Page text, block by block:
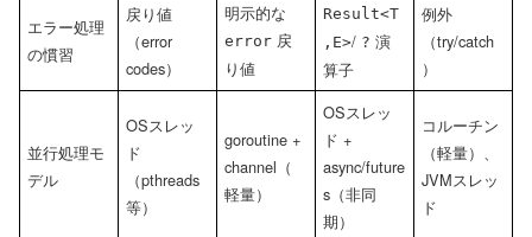
エラー処理
の慣習
戻り値
（error
codes）
明示的な
error 戻
り値
Result<T
,E>/ ? 演
算子
例外
（try/catch
）
並行処理モ
デル
OSスレッ
ド
（pthreads
等）
goroutine +
channel（
軽量）
OSスレッ
ド +
async/future
s（非同
期）
コルーチン
（軽量）、
JVMスレッ
ド